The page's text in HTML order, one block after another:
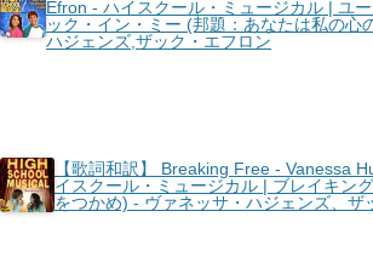
Efron - ハイスクール・ミュージカル | ユ
ック・イン・ミー (邦題：あなたは私の心
ハジェンズ,ザック・エフロン
【歌詞和訳】 Breaking Free - Vanessa
イスクール・ミュージカル | ブレイキン
をつかめ) - ヴァネッサ・ハジェンズ、ザ